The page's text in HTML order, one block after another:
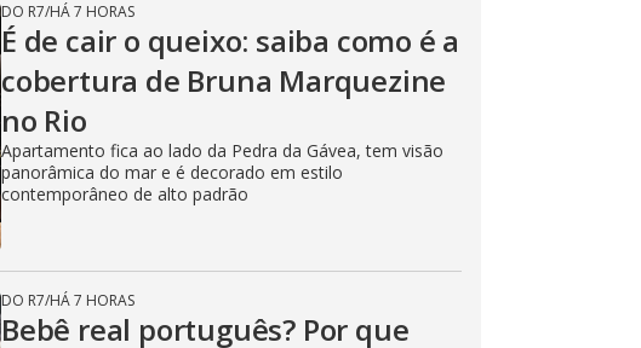
DO R7/HÁ 7 HORAS
É de cair o queixo: saiba como é a
cobertura de Bruna Marquezine
no Rio
Apartamento fica ao lado da Pedra da Gávea, tem visão
panorâmica do mar e é decorado em estilo
contemporâneo de alto padrão
DO R7/HÁ 7 HORAS
Bebê real português? Por que